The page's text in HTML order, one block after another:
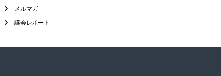
メルマガ
議会レポート